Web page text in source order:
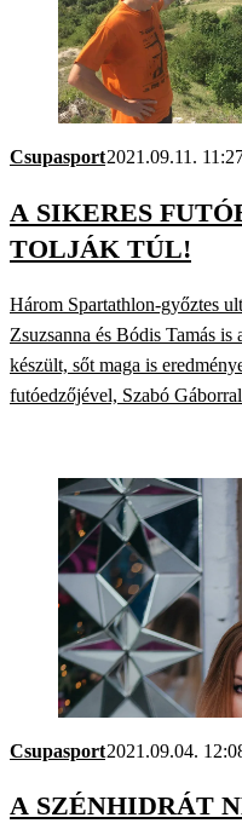
Csupasport2021.09.11.
A SIKERES
TOLJÁK TÚL!
Három Spartathlon-győztes
Zsuzsanna és Bódis Tamás
készült, sőt maga is
futóedzőjével, Szabó
Csupasport2021.09.04.
A SZÉNHIDRÁT